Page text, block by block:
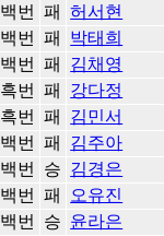
백번 패 허서현
백번 패 박태희
백번 패 김채영
흑번 패 강다정
흑번 패 김민서
백번 패 김주아
백번 승 김경은
백번 패 오유진
백번 승 윤라은